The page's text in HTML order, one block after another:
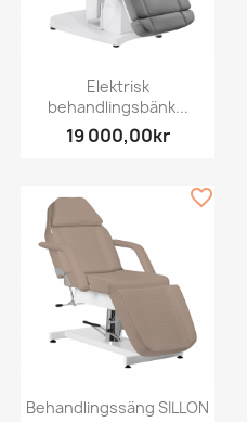
Elektrisk
behandlingsbänk...
19 000,00kr
Behandlingssäng SILLON
favorite_border